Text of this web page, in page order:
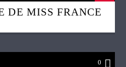
DE MISS FRANCE
0